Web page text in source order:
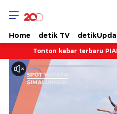
Home detik TV
Tonton kabar terbaru